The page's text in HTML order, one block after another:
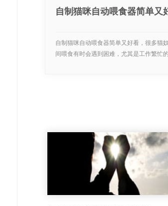
自制猫咪自动喂食器简单又
自制猫咪自动喂食器简单又好看，很多猫
间喂食有时会遇到困难，尤其是工作繁忙